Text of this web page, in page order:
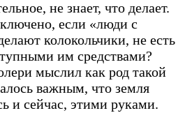
не знает, что делает.
если «люди с
колокольчики, не есть
им средствами?
мыслил как род такой
важным, что земля
и сейчас, этими руками.